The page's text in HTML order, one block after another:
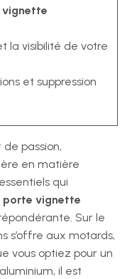
vignette
la visibilité de votre
et suppression
passion,
en matière
qui
porte vignette
Sur le
s’offre aux motards,
vous optiez pour un
il est